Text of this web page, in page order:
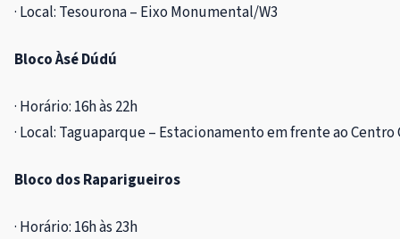
· Local: Tesourona – Eixo Monumental/W3
Bloco Àsé Dúdú
· Horário: 16h às 22h
· Local: Taguaparque – Estacionamento em frente ao
Bloco dos Raparigueiros
· Horário: 16h às 23h